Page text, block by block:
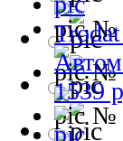
№
№
№
1539